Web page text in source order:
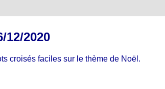
12/2020
croisés faciles sur le thème de Noël.